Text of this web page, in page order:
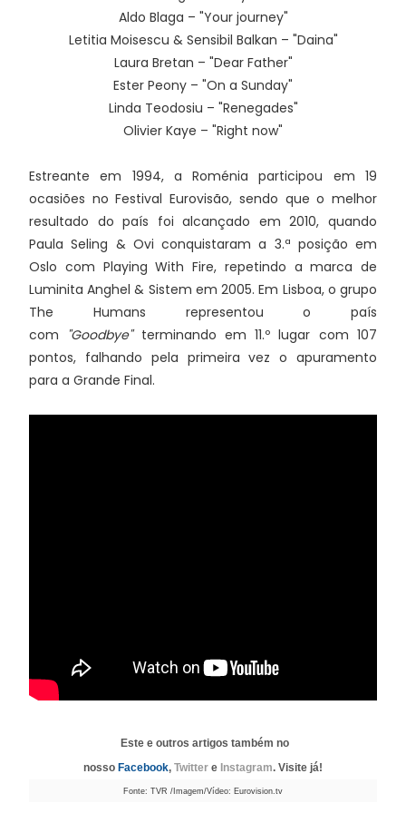
Aldo Blaga – "Your journey"
Letitia Moisescu & Sensibil Balkan – "Daina"
Laura Bretan – "Dear Father"
Ester Peony – "On a Sunday"
Linda Teodosiu – "Renegades"
Olivier Kaye – "Right now"
Estreante em 1994, a Roménia participou em 19
ocasiões no Festival Eurovisão, sendo que o melhor
resultado do país foi alcançado em 2010, quando
Paula Seling & Ovi conquistaram a 3.ª posição em
Oslo com Playing With Fire, repetindo a marca de
Luminita Anghel & Sistem em 2005. Em Lisboa, o grupo
The Humans representou o país
com "Goodbye"terminando em 11.º lugar com 107
pontos, falhando pela primeira vez o apuramento
para a Grande Final.
Este e outros artigos também no
nosso Facebook, Twitter e Instagram. Visite já!
Fonte: TVR /Imagem/Vídeo: Eurovision.tv